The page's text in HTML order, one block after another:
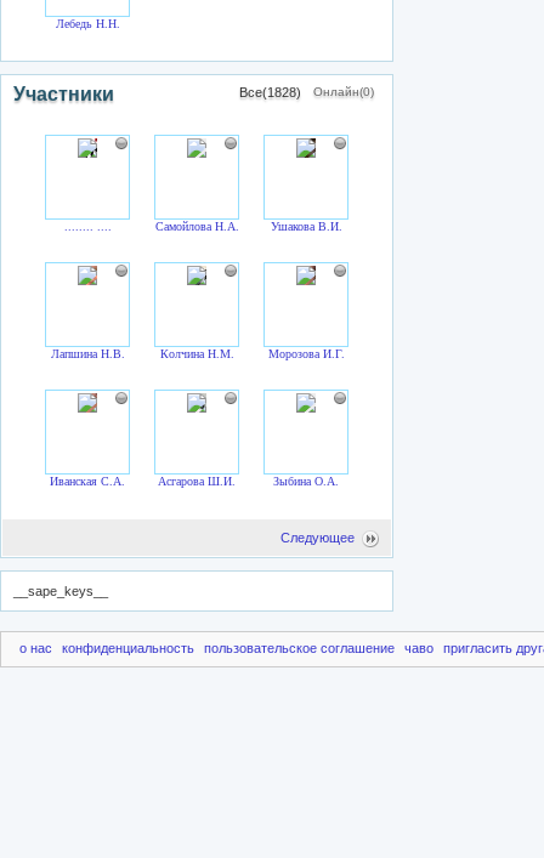
Лебедь Н.Н.
Участники Все(1828) Онлайн(0)
Самойлова Н.А. Ушакова В.И.
Лапшина Н.В. Колчина Н.М. Морозова И.Г.
Иванская С.А. Асгарова Ш.И. Зыбина О.А.
Следующее
__sape_keys__
о нас конфиденциальность пользовательское соглашение чаво пригласить